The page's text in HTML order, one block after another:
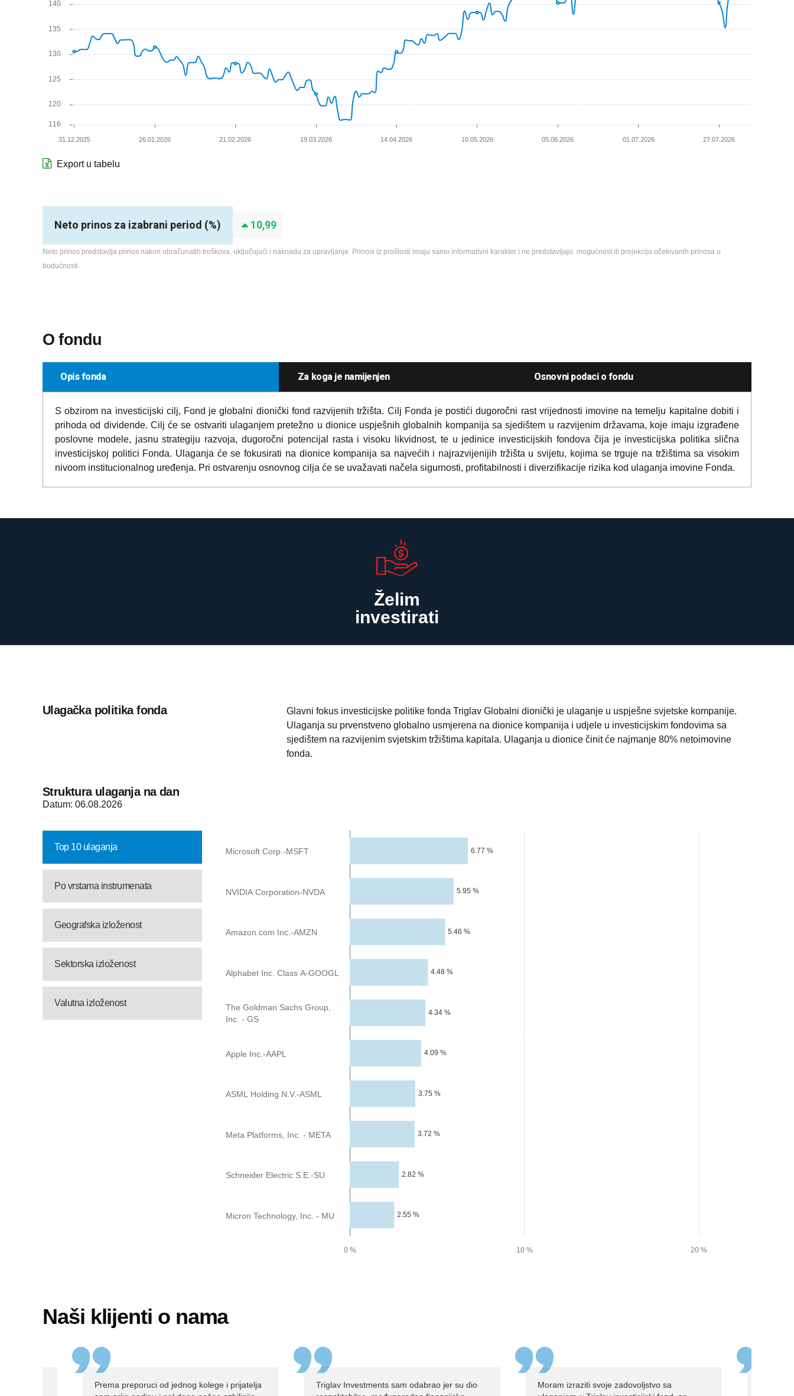
Neto prinos za izabrani period (%) 10,99
Neto prinos predstavlja prinos nakon obračunatih troškova, uključujući i naknadu za upravljanje. Prinosi iz prošlosti imaju samo informativni karakter i ne predstavljaju mogućnost ili projekciju očekivanih prinosa u
budućnosti.
O fondu
Opis fonda Za koga je namijenjen Osnovni podaci o fondu
S obzirom na investicijski cilj, Fond je globalni dionički fond razvijenih tržišta. Cilj Fonda je postići dugoročni rast vrijednosti imovine na temelju kapitalne dobiti i
prihoda od dividende. Cilj će se ostvariti ulaganjem pretežno u dionice uspješnih globalnih kompanija sa sjedištem u razvijenim državama, koje imaju izgrađene
poslovne modele, jasnu strategiju razvoja, dugoročni potencijal rasta i visoku likvidnost, te u jedinice investicijskih fondova čija je investicijska politika slična
investicijskoj politici Fonda. Ulaganja će se fokusirati na dionice kompanija sa najvećih i najrazvijenijih tržišta u svijetu, kojima se trguje na tržištima sa visokim
nivoom institucionalnog uređenja. Pri ostvarenju osnovnog cilja će se uvažavati načela sigurnosti, profitabilnosti i diverzifikacije rizika kod ulaganja imovine Fonda.
Želim
investirati
Ulagačka politika fonda
Glavni fokus investicijske politike fonda Triglav Globalni dionički je ulaganje u uspješne svjetske kompanije.
Ulaganja su prvenstveno globalno usmjerena na dionice kompanija i udjele u investicijskim fondovima sa
sjedištem na razvijenim svjetskim tržištima kapitala. Ulaganja u dionice činit će najmanje 80% netoimovine
fonda.
Struktura ulaganja na dan
Datum: 06.08.2026
Top 10 ulaganja
Po vrstama instrumenata
Geografska izloženost
Sektorska izloženost
Valutna izloženost
Naši klijenti o nama
Prema preporuci od jednog kolege i prijatelja
Triglav Investments sam odabrao jer su dio
Moram izraziti svoje zadovoljstvo sa